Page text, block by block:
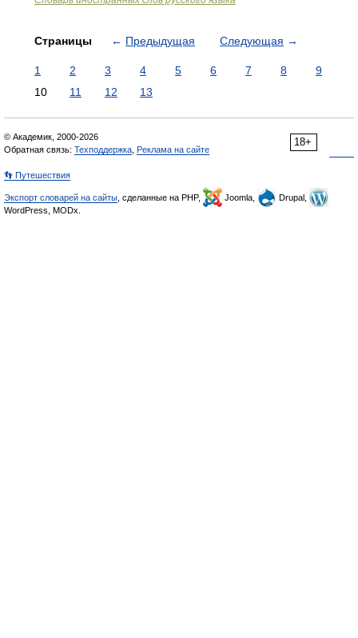
Страницы ← Предыдущая Следующая →
1 2 3 4 5 6 7 8
9
10
11 12 13
18+
© Академик, 2000-2026
Обратная связь: Техподдержка Реклама на сайте
👣 Путешествия
Экспорт словарей на сайты , сделанные на PHP, Joomla,
Drupal,
WordPress, MODx.